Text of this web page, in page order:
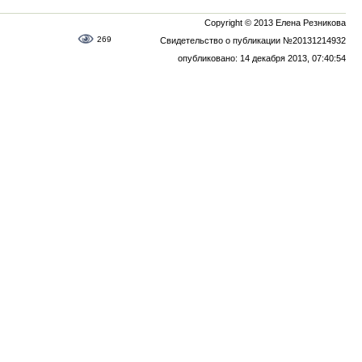
Copyright © 2013 Елена Резникова
Свидетельство о публикации №20131214932
опубликовано: 14 декабря 2013, 07:40:54
269